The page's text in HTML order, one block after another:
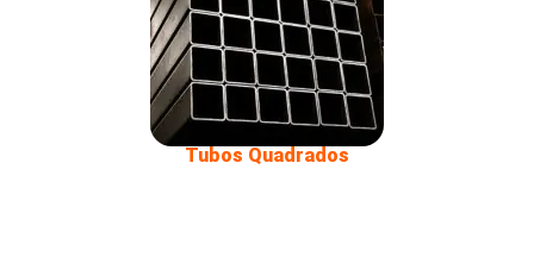
Tubos Quadrados